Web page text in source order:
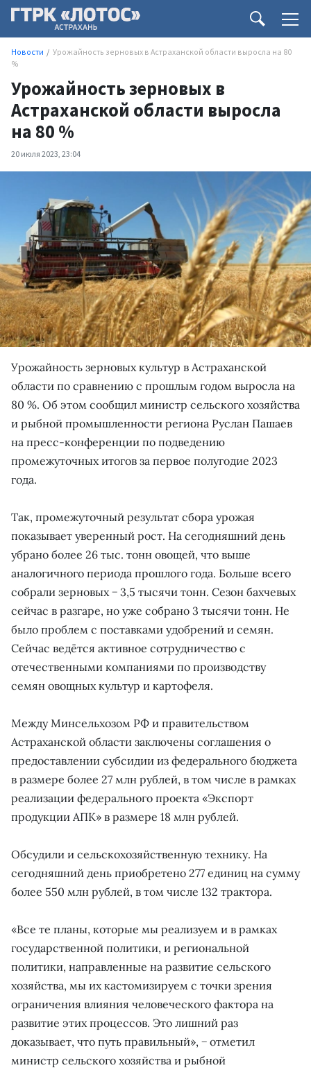
Новости
Урожайность зерновых в Астраханской области выросла на 80
%
Урожайность зерновых в
Астраханской области выросла
на 80 %
20 июля 2023, 23:04
Урожайность зерновых культур в Астраханской
области по сравнению с прошлым годом выросла на
80 %. Об этом сообщил министр сельского хозяйства
и рыбной промышленности региона Руслан Пашаев
на пресс-конференции по подведению
промежуточных итогов за первое полугодие 2023
года.
Так, промежуточный результат сбора урожая
показывает уверенный рост. На сегодняшний день
убрано более 26 тыс. тонн овощей, что выше
аналогичного периода прошлого года. Больше всего
собрали зерновых − 3,5 тысячи тонн. Сезон бахчевых
сейчас в разгаре, но уже собрано 3 тысячи тонн. Не
было проблем с поставками удобрений и семян.
Сейчас ведётся активное сотрудничество с
отечественными компаниями по производству
семян овощных культур и картофеля.
Между Минсельхозом РФ и правительством
Астраханской области заключены соглашения о
предоставлении субсидии из федерального бюджета
в размере более 27 млн рублей, в том числе в рамках
реализации федерального проекта «Экспорт
продукции АПК» в размере 18 млн рублей.
Обсудили и сельскохозяйственную технику. На
сегодняшний день приобретено 277 единиц на сумму
более 550 млн рублей, в том числе 132 трактора.
«Все те планы, которые мы реализуем и в рамках
государственной политики, и региональной
политики, направленные на развитие сельского
хозяйства, мы их кастомизируем с точки зрения
ограничения влияния человеческого фактора на
развитие этих процессов. Это лишний раз
доказывает, что путь правильный», − отметил
министр сельского хозяйства и рыбной